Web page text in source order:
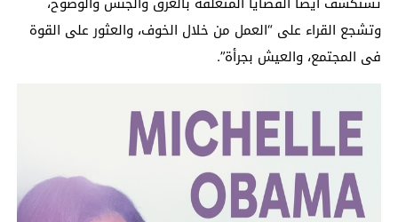
وتشجع القراء على “العمل من خلال الخوف، والعثور على القوة
فى المجتمع، والعيش بجرأة”.